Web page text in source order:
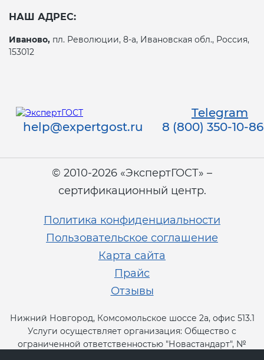
НАШ АДРЕС:
Иваново, пл. Революции, 8-а, Ивановская обл., Россия,
153012
Telegram
help@expertgost.ru
8 (800) 350-10-86
© 2010-2026 «ЭкспертГОСТ» –
сертификационный центр.
Политика конфиденциальности
Пользовательское соглашение
Карта сайта
Прайс
Отзывы
Нижний Новгород, Комсомольское шоссе 2а, офис 513.1
Услуги осуществляет организация: Общество с
ограниченной ответственностью "Новастандарт", №